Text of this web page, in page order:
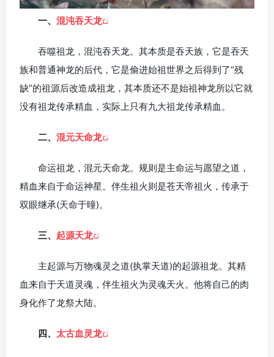
一、 混沌吞天龙
吞噬祖龙，混沌吞天龙。其本质是吞天族，它是吞天
族和普通神龙的后代，它是偷进始祖世界之后得到了“残
缺”的祖源后改造成祖龙，其本质还不是始祖神龙所以它就
没有祖龙传承精血，实际上只有九大祖龙传承精血。
二、 混元天命龙
命运祖龙，混元天命龙。规则是主命运与愿望之道，
精血来自于命运神星。伴生祖火则是苍天帝祖火，传承于
双眼继承(天命于曈)。
三、 起源天龙
主起源与万物魂灵之道(执掌天道)的起源祖龙。其精
血来自于天道灵魂，伴生祖火为灵魂天火。他将自己的肉
身化作了龙祭大陆。
四、 太古血灵龙